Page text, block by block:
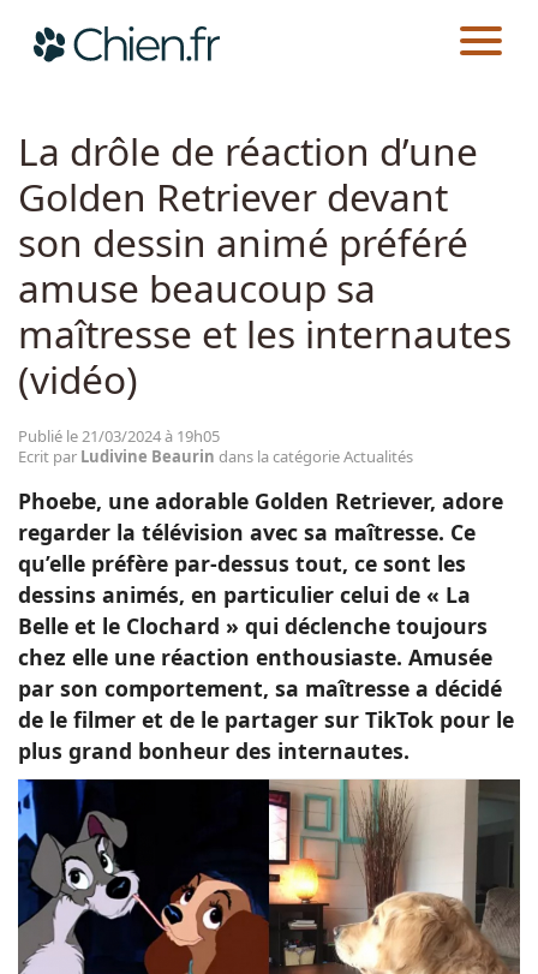
Races
CHIEN.FR ACTUALITÉS
La drôle de réaction d’une
Golden Retriever devant
son dessin animé préféré
amuse beaucoup sa
maîtresse et les internautes
(vidéo)
Publié le 21/03/2024 à 19h05
Ecrit par Ludivine Beaurin dans la catégorie Actualités
Phoebe, une adorable Golden Retriever, adore
regarder la télévision avec sa maîtresse. Ce
qu’elle préfère par-dessus tout, ce sont les
dessins animés, en particulier celui de « La
Belle et le Clochard » qui déclenche toujours
chez elle une réaction enthousiaste. Amusée
par son comportement, sa maîtresse a décidé
de le filmer et de le partager sur TikTok pour le
plus grand bonheur des internautes.